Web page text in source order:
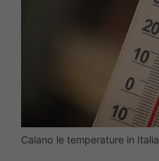
Calano le temperature in Italia